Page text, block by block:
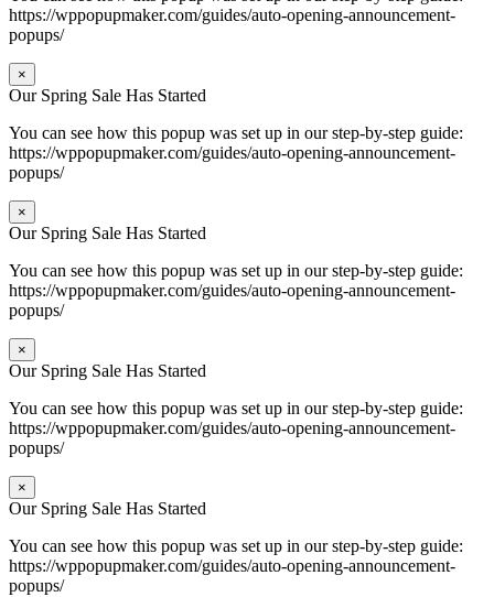
https://wppopupmaker.com/guides/auto-opening-announcement-
popups/
×
Our Spring Sale Has Started
You can see how this popup was set up in our step-by-step guide:
https://wppopupmaker.com/guides/auto-opening-announcement-
popups/
×
Our Spring Sale Has Started
You can see how this popup was set up in our step-by-step guide:
https://wppopupmaker.com/guides/auto-opening-announcement-
popups/
×
Our Spring Sale Has Started
You can see how this popup was set up in our step-by-step guide:
https://wppopupmaker.com/guides/auto-opening-announcement-
popups/
×
Our Spring Sale Has Started
You can see how this popup was set up in our step-by-step guide:
https://wppopupmaker.com/guides/auto-opening-announcement-
popups/